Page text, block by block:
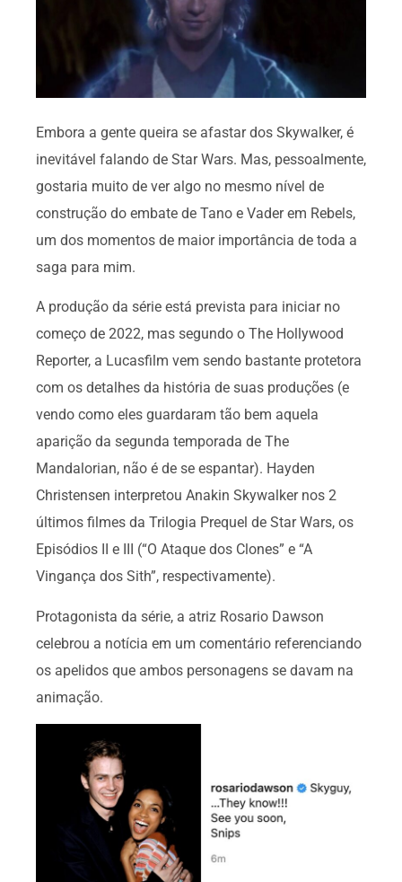
Embora a gente queira se afastar dos Skywalker, é
inevitável falando de Star Wars. Mas, pessoalmente,
gostaria muito de ver algo no mesmo nível de
construção do embate de Tano e Vader em Rebels,
um dos momentos de maior importância de toda a
saga para mim.
A produção da série está prevista para iniciar no
começo de 2022, mas segundo o The Hollywood
Reporter, a Lucasfilm vem sendo bastante protetora
com os detalhes da história de suas produções (e
vendo como eles guardaram tão bem aquela
aparição da segunda temporada de The
Mandalorian, não é de se espantar). Hayden
Christensen interpretou Anakin Skywalker nos 2
últimos filmes da Trilogia Prequel de Star Wars, os
Episódios II e III (“O Ataque dos Clones” e “A
Vingança dos Sith”, respectivamente).
Protagonista da série, a atriz Rosario Dawson
celebrou a notícia em um comentário referenciando
os apelidos que ambos personagens se davam na
animação.